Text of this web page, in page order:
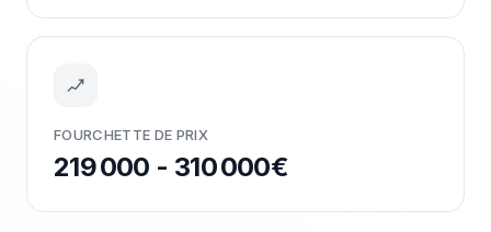
FOURCHETTE DE PRIX
219 000 - 310 000€